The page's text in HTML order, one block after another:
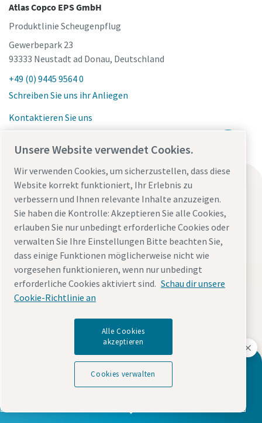
Steigern Sie mit unseren Lösungen
Produktivität, Effizienz und Qualität
Atlas Copco EPS GmbH
Produktlinie Scheugenpflug
Gewerbepark 23
93333 Neustadt ad Donau, Deutschland
+49 (0) 9445 9564 0
Schreiben Sie uns ihr Anliegen
Kontaktieren Sie uns
Die Atlas Copco Group
Atlas Copco in Deutschland
Soziale Verantwortung: Water for all
News
Hinweisgeber - Whistleblowing System (Atlas Copco
Group SpeakUp)
Meldesystem für Menschenrechts- und Umweltverstöße
(Atlas Copco Group Speak Up)
Offene Stellen
Möglichkeiten für Schüler & Studenten
Unsere Website verwendet Cookies.
Wir verwenden Cookies, um sicherzustellen, dass diese
Website korrekt funktioniert, Ihr Erlebnis zu
verbessern und Ihnen relevante Inhalte anzuzeigen.
Sie haben die Kontrolle: Akzeptieren Sie alle Cookies,
erlauben Sie nur unbedingt erforderliche Cookies oder
verwalten Sie Ihre Einstellungen Bitte beachten Sie,
dass einige Funktionen möglicherweise nicht wie
vorgesehen funktionieren, wenn nur unbedingt
erforderliche Cookies aktiviert sind. Schau dir unsere
Cookie-Richtlinie an
Alle Cookies
akzeptieren
Cookies verwalten